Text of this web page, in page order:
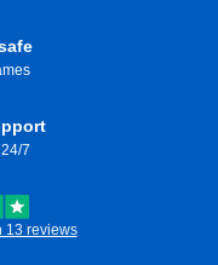
7
13 reviews